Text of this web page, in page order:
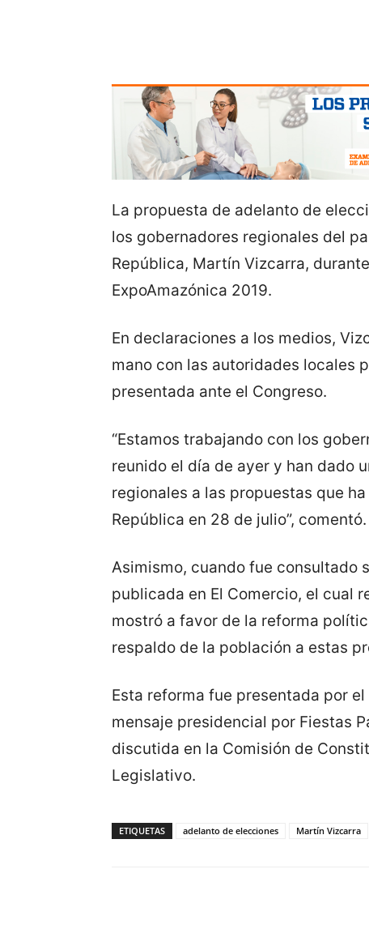
La propuesta de adelanto de
los gobernadores regionales del
República, Martín Vizcarra,
ExpoAmazónica 2019.
En declaraciones a los medios,
mano con las autoridades locales
presentada ante el Congreso.
“Estamos trabajando con los
reunido el día de ayer y han dado
regionales a las propuestas que
República en 28 de julio”, comentó.
Asimismo, cuando fue consultado
publicada en El Comercio, el cual
mostró a favor de la reforma
respaldo de la población a estas
Esta reforma fue presentada por
mensaje presidencial por Fiestas
discutida en la Comisión de
Legislativo.
ETIQUETAS adelanto de elecciones Martín Vizcarra